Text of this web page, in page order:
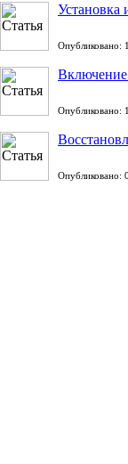
Установка
Включение